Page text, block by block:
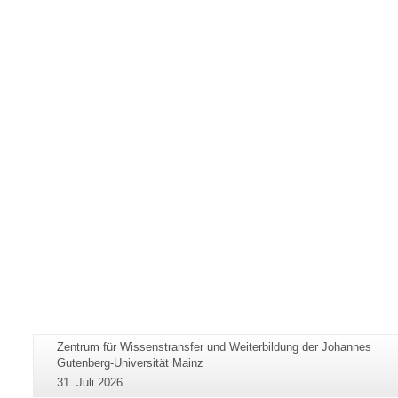
Zusätzliche
Informationen
Seiten-
Name:
Zentrum für Wissenstransfer und Weiterbildung der Johannes
Gutenberg-Universität Mainz
Letzte
31. Juli 2026